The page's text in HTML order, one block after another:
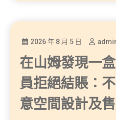
2026 年 8 月 5 日
在山姆發現一
員拒絕結賬：
意空間設計及